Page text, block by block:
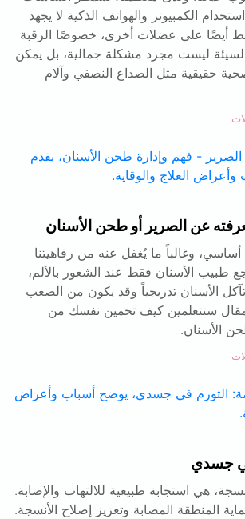
الكمبيوتر والهواتف الذكية لا يجهد
أيضًا على عضلات أخرى، خصوصًا الرقبة
السيئة ليست مجرد مشكلة جمالية، بل يمكن
حقيقية مثل الصداع النصفي وآلام
عن الصرير أو طحن الأسنان
وغالباً ما يُغفل عنه من رفاهيتنا
طبيب الأسنان فقط عند الشعور بالألم،
الأسنان تدريجياً وقد يكون من الصعب
ستتعلمين كيف تحمين نفسك من
الأسنان.
جسدي
هي استجابة طبيعية للالتهاب والإصابة.
المنطقة المصابة وتعزيز إصلاح الأنسجة.